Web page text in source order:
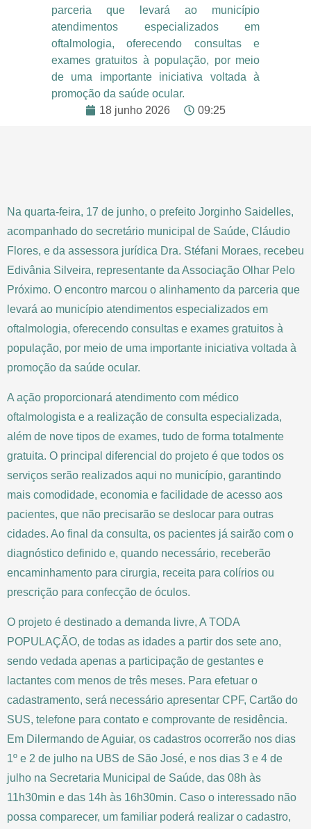
parceria que levará ao município
atendimentos especializados em
oftalmologia, oferecendo consultas e
exames gratuitos à população, por meio
de uma importante iniciativa voltada à
promoção da saúde ocular.
18 junho 2026
09:25
Na quarta-feira, 17 de junho, o prefeito Jorginho Saidelles,
acompanhado do secretário municipal de Saúde, Cláudio
Flores, e da assessora jurídica Dra. Stéfani Moraes, recebeu
Edivânia Silveira, representante da Associação Olhar Pelo
Próximo. O encontro marcou o alinhamento da parceria que
levará ao município atendimentos especializados em
oftalmologia, oferecendo consultas e exames gratuitos à
população, por meio de uma importante iniciativa voltada à
promoção da saúde ocular.
A ação proporcionará atendimento com médico
oftalmologista e a realização de consulta especializada,
além de nove tipos de exames, tudo de forma totalmente
gratuita. O principal diferencial do projeto é que todos os
serviços serão realizados aqui no município, garantindo
mais comodidade, economia e facilidade de acesso aos
pacientes, que não precisarão se deslocar para outras
cidades. Ao final da consulta, os pacientes já sairão com o
diagnóstico definido e, quando necessário, receberão
encaminhamento para cirurgia, receita para colírios ou
prescrição para confecção de óculos.
O projeto é destinado a demanda livre, A TODA
POPULAÇÃO, de todas as idades a partir dos sete ano,
sendo vedada apenas a participação de gestantes e
lactantes com menos de três meses. Para efetuar o
cadastramento, será necessário apresentar CPF, Cartão do
SUS, telefone para contato e comprovante de residência.
Em Dilermando de Aguiar, os cadastros ocorrerão nos dias
1º e 2 de julho na UBS de São José, e nos dias 3 e 4 de
julho na Secretaria Municipal de Saúde, das 08h às
11h30min e das 14h às 16h30min. Caso o interessado não
possa comparecer, um familiar poderá realizar o cadastro,